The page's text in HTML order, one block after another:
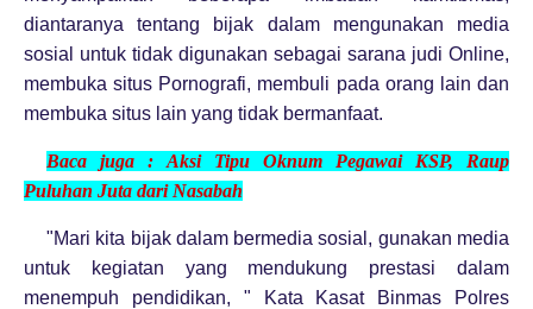
diantaranya tentang bijak dalam mengunakan media
sosial untuk tidak digunakan sebagai sarana judi Online,
membuka situs Pornografi, membuli pada orang lain dan
membuka situs lain yang tidak bermanfaat.
Baca juga : Aksi Tipu Oknum Pegawai KSP, Raup
Puluhan Juta dari Nasabah
"Mari kita bijak dalam bermedia sosial, gunakan media
untuk kegiatan yang mendukung prestasi dalam
menempuh pendidikan, " Kata Kasat Binmas Polres